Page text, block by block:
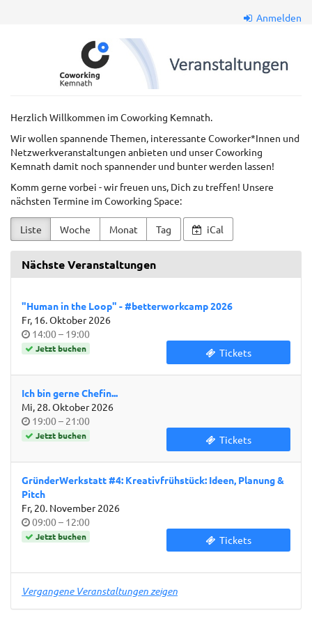
Anmelden
Coworkkem
GmbH
Herzlich Willkommen im Coworking Kemnath.
Wir wollen spannende Themen, interessante Coworker*Innen und
Netzwerkveranstaltungen anbieten und unser Coworking
Kemnath damit noch spannender und bunter werden lassen!
Komm gerne vorbei - wir freuen uns, Dich zu treffen! Unsere
nächsten Termine im Coworking Space:
Liste Woche Monat Tag iCal
Nächste Veranstaltungen
"Human in the Loop" - #betterworkcamp 2026
Fr, 16. Oktober 2026
Uhrzeit
14:00–bis
19:00
Jetzt buchen Tickets
Ich bin gerne Chefin...
Mi, 28. Oktober 2026
Uhrzeit
19:00–bis
21:00
Jetzt buchen Tickets
GründerWerkstatt #4: Kreativfrühstück: Ideen, Planung &
Pitch
Fr, 20. November 2026
Uhrzeit
09:00–bis
12:00
Jetzt buchen Tickets
Vergangene Veranstaltungen zeigen